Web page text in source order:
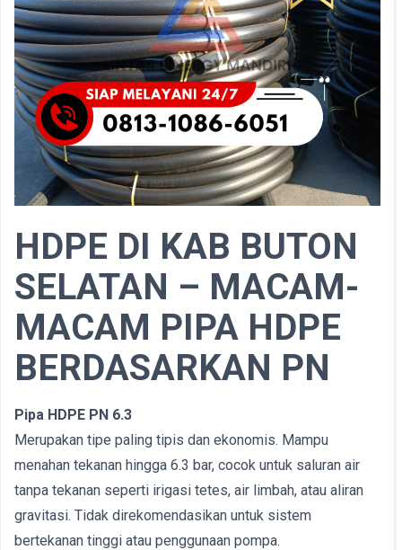
HDPE DI KAB BUTON
SELATAN – MACAM-
MACAM PIPA HDPE
BERDASARKAN PN
Pipa HDPE PN 6.3
Merupakan tipe paling tipis dan ekonomis. Mampu
menahan tekanan hingga 6.3 bar, cocok untuk saluran air
tanpa tekanan seperti irigasi tetes, air limbah, atau aliran
gravitasi. Tidak direkomendasikan untuk sistem
bertekanan tinggi atau penggunaan pompa.